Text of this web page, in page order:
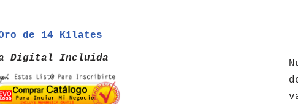
de 14 Kilates
Digital Incluida